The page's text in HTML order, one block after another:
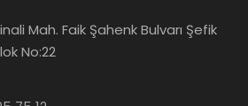
Mah. Faik Şahenk Bulvarı Şefik
No:22